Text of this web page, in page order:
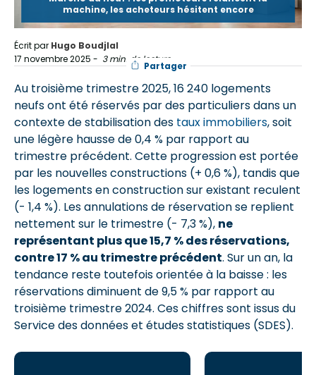
machine, les acheteurs hésitent encore
Écrit par Hugo Boudjlal
17 novembre 2025 - 3 min. de lecture
Partager
Au troisième trimestre 2025, 16 240 logements
neufs ont été réservés par des particuliers dans un
contexte de stabilisation des taux immobiliers, soit
une légère hausse de 0,4 % par rapport au
trimestre précédent. Cette progression est portée
par les nouvelles constructions (+ 0,6 %), tandis que
les logements en construction sur existant reculent
(- 1,4 %). Les annulations de réservation se replient
nettement sur le trimestre (- 7,3 %), ne
représentant plus que 15,7 % des réservations,
contre 17 % au trimestre précédent. Sur un an, la
tendance reste toutefois orientée à la baisse : les
réservations diminuent de 9,5 % par rapport au
troisième trimestre 2024. Ces chiffres sont issus du
Service des données et études statistiques (SDES).